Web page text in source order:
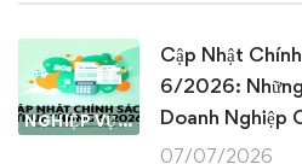
NGHIỆP VỤ KẾ TOÁN & THUẾ
Cập Nhật
6/2026:
Doanh Nghiệp
07/07/2026